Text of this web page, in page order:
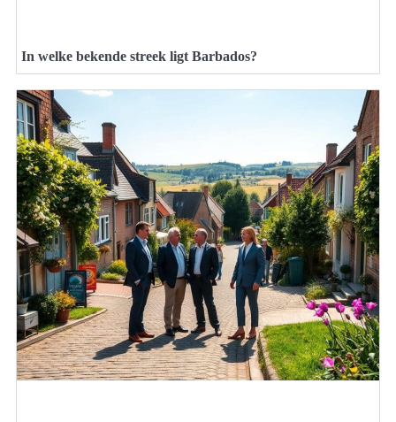
In welke bekende streek ligt Barbados?